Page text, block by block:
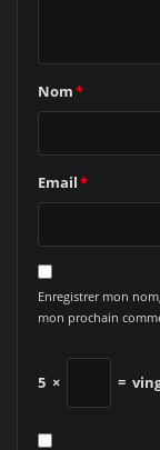
Nom*
Email*
Enregistrer mon
mon prochain
5 × =